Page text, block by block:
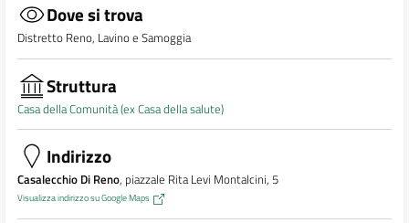
Dove si trova
Distretto Reno, Lavino e Samoggia
Struttura
Casa della Comunità (ex Casa della salute)
Indirizzo
Casalecchio Di Reno, piazzale Rita Levi Montalcini, 5
Visualizza indirizzo su Google Maps